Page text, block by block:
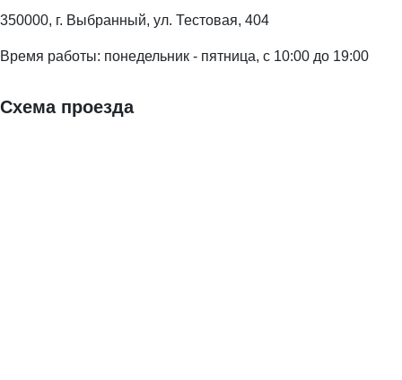
350000, г. Выбранный, ул. Тестовая, 404
Время работы: понедельник - пятница, с 10:00 до 19:00
Схема проезда